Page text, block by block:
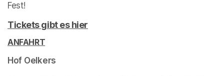
Fest!
Tickets gibt es hier
ANFAHRT
(opens in a new tab)
Hof Oelkers